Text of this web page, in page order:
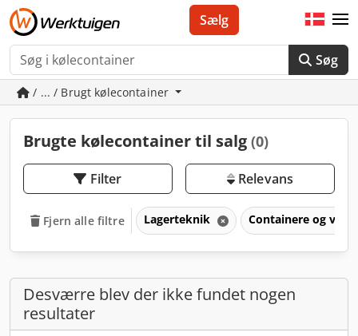
Søg
Sælg
/ ... / Brugt kølecontainer
Brugte kølecontainer til salg (0)
Filter Relevans
Fjern alle filtre Lagerteknik Containere og
Desværre blev der ikke fundet nogen
resultater